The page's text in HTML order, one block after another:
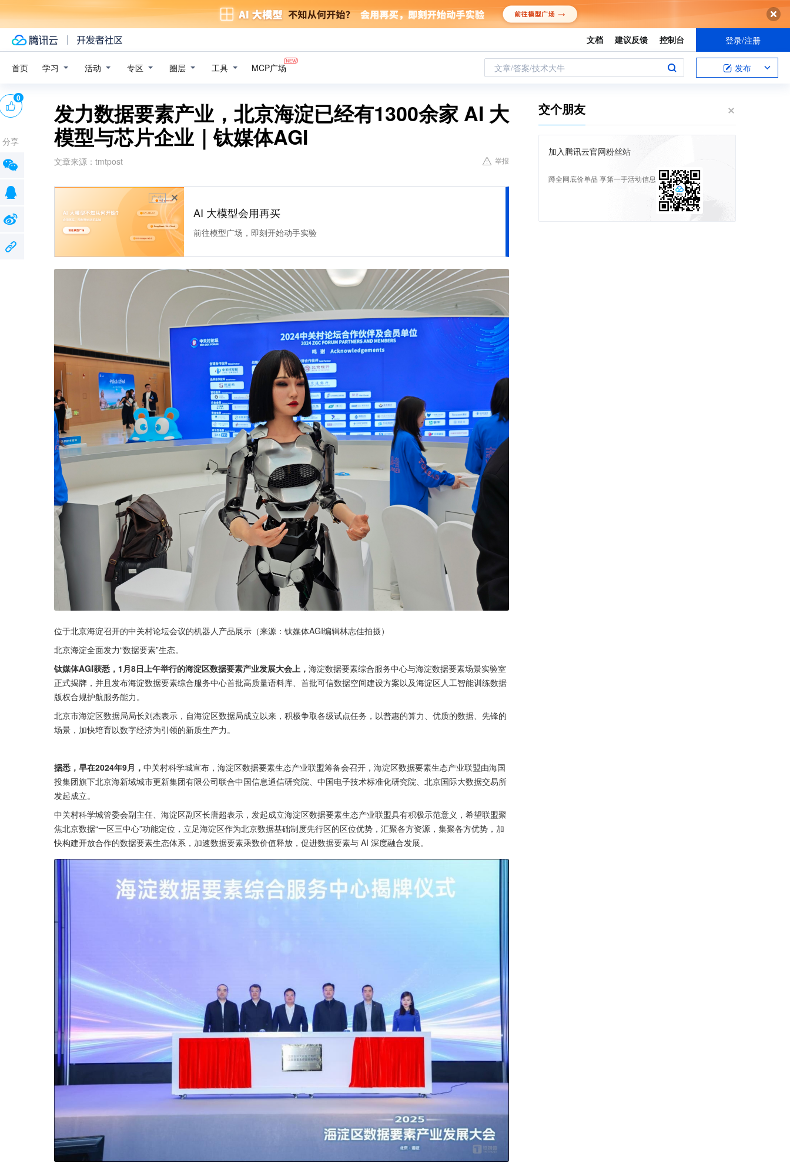
文档 建议反馈 控制台 登录/注册
首页 学习 活动 专区 圈层 工具 MCP广场 文章/答案/技术大牛 发布
发力数据要素产业，北京海淀已经有1300余家 AI 大
模型与芯片企业｜钛媒体AGI
文章来源： tmtpost 举报
广告
AI 大模型会用再买
前往模型广场，即刻开始动手实验
位于北京海淀召开的中关村论坛会议的机器人产品展示（来源：钛媒体AGI编辑林志佳拍摄）
北京海淀全面发力“数据要素”生态。
钛媒体AGI获悉，1月8日上午举行的海淀区数据要素产业发展大会上， 海淀数据要素综合服务中心与海淀数据要素场景实验室
正式揭牌，并且发布海淀数据要素综合服务中心首批高质量语料库、首批可信数据空间建设方案以及海淀区人工智能训练数据
版权合规护航服务能力。
北京市海淀区数据局局长刘杰表示，自海淀区数据局成立以来，积极争取各级试点任务，以普惠的算力、优质的数据、先锋的
场景，加快培育以数字经济为引领的新质生产力。
据悉，早在2024年9月， 中关村科学城宣布，海淀区数据要素生态产业联盟筹备会召开，海淀区数据要素生态产业联盟由海国
投集团旗下北京海新域城市更新集团有限公司联合中国信息通信研究院、中国电子技术标准化研究院、北京国际大数据交易所
发起成立。
中关村科学城管委会副主任、海淀区副区长唐超表示，发起成立海淀区数据要素生态产业联盟具有积极示范意义，希望联盟聚
焦北京数据“一区三中心”功能定位，立足海淀区作为北京数据基础制度先行区的区位优势，汇聚各方资源，集聚各方优势，加
快构建开放合作的数据要素生态体系，加速数据要素乘数价值释放，促进数据要素与 AI 深度融合发展。
0
分享
交个朋友
加入腾讯云官网粉丝站
蹲全网底价单品 享第一手活动信息